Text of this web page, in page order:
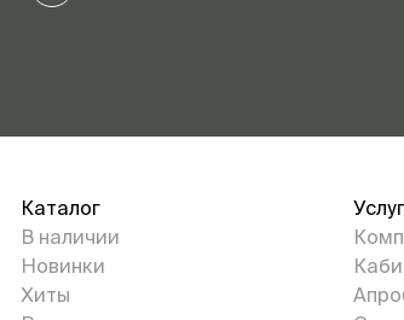
Каталог
В наличии
Новинки
Хиты